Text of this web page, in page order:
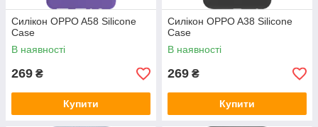
Силікон OPPO A58 Silicone
Case
В наявності
269 ₴
Купити
Силікон OPPO A38 Silicone
Case
В наявності
269 ₴
Купити